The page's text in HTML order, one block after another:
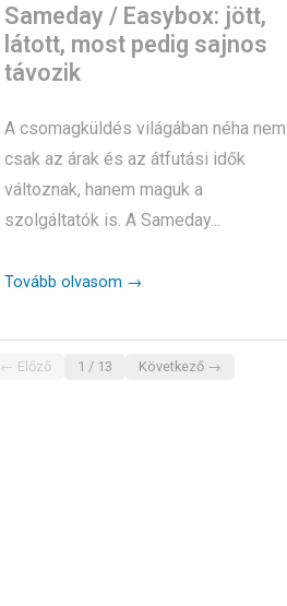
Sameday / Easybox: jött,
látott, most pedig sajnos
távozik
A csomagküldés világában néha nem
csak az árak és az átfutási idők
változnak, hanem maguk a
szolgáltatók is. A Sameday...
Tovább olvasom →
← Előző 1 / 13 Következő →